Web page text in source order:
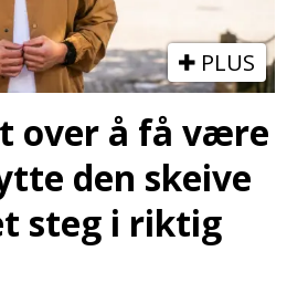
PLUS
over å få være
den skeive
steg i riktig